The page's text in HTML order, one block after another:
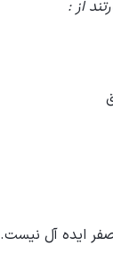
از :
صفر ایده آل نیست.